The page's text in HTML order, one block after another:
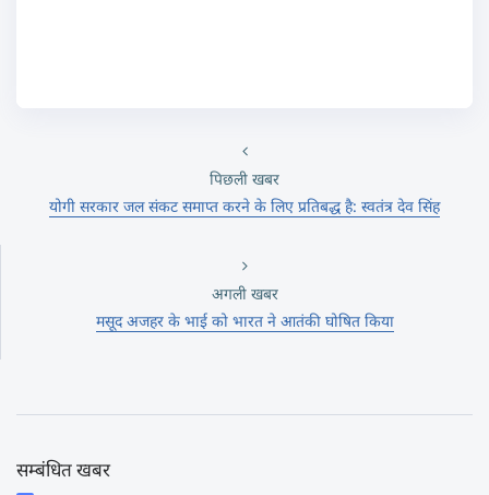
पिछली खबर
योगी सरकार जल संकट समाप्त करने के लिए प्रतिबद्ध है: स्वतंत्र देव सिंह
अगली खबर
मसूद अजहर के भाई को भारत ने आतंकी घोषित किया
सम्बंधित खबर